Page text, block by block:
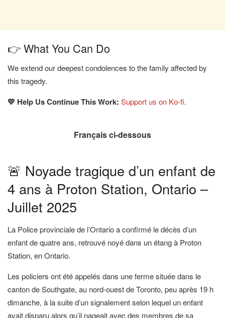
👉 What You Can Do
We extend our deepest condolences to the family affected by
this tragedy.
💛 Help Us Continue This Work: Support us on Ko-fi.
Français ci-dessous
🚨 Noyade tragique d’un enfant de
4 ans à Proton Station, Ontario –
Juillet 2025
La Police provinciale de l’Ontario a confirmé le décès d’un
enfant de quatre ans, retrouvé noyé dans un étang à Proton
Station, en Ontario.
Les policiers ont été appelés dans une ferme située dans le
canton de Southgate, au nord-ouest de Toronto, peu après 19 h
dimanche, à la suite d’un signalement selon lequel un enfant
avait disparu alors qu’il nageait avec des membres de sa